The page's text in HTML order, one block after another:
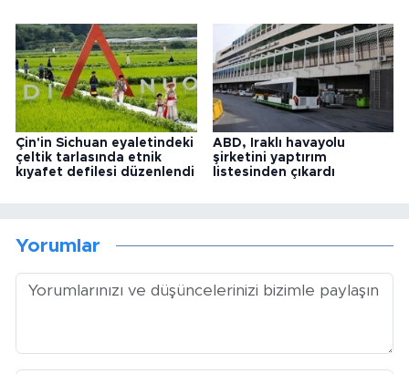
Çin'in Sichuan eyaletindeki
çeltik tarlasında etnik
kıyafet defilesi düzenlendi
ABD, Iraklı havayolu
şirketini yaptırım
listesinden çıkardı
Yorumlar